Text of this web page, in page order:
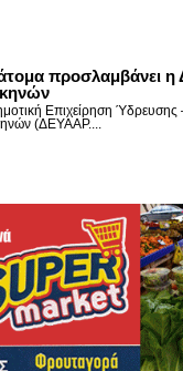
προσλαμβάνει
Επιχείρηση
(ΔΕΥΑΑΡ....